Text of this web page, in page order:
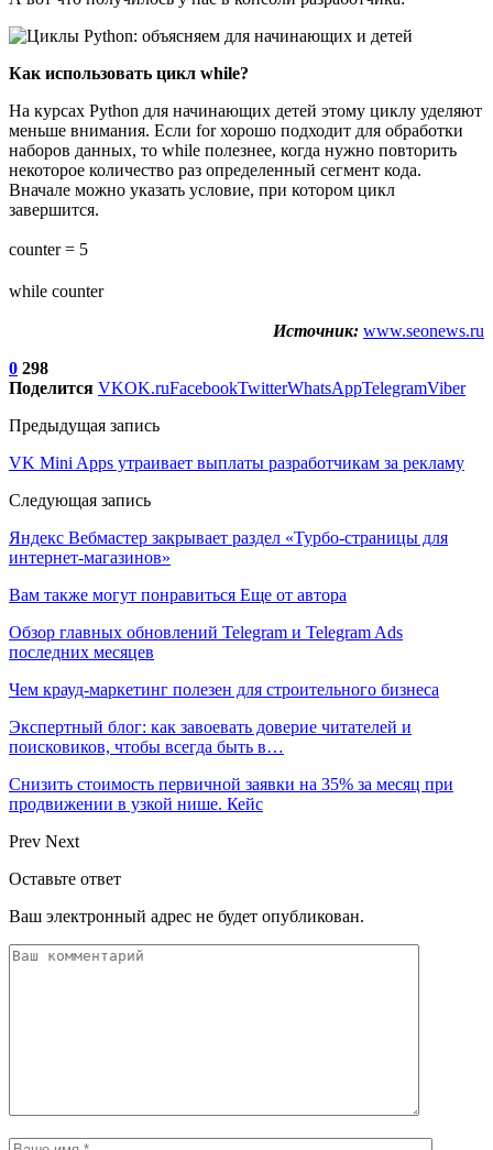
Как использовать цикл while?
На курсах Python для начинающих детей этому циклу уделяют
меньше внимания. Если for хорошо подходит для обработки
наборов данных, то while полезнее, когда нужно повторить
некоторое количество раз определенный сегмент кода.
Вначале можно указать условие, при котором цикл
завершится.
counter = 5
while counter
Источник: www.seonews.ru
0 298
Поделится VKOK.ruFacebookTwitterWhatsAppTelegramViber
Предыдущая запись
VK Mini Apps утраивает выплаты разработчикам за рекламу
Следующая запись
Яндекс Вебмастер закрывает раздел «Турбо-страницы для
интернет-магазинов»
Вам также могут понравиться Еще от автора
Обзор главных обновлений Telegram и Telegram Ads
последних месяцев
Чем крауд-маркетинг полезен для строительного бизнеса
Экспертный блог: как завоевать доверие читателей и
поисковиков, чтобы всегда быть в…
Снизить стоимость первичной заявки на 35% за месяц при
продвижении в узкой нише. Кейс
Prev Next
Оставьте ответ
Ваш электронный адрес не будет опубликован.